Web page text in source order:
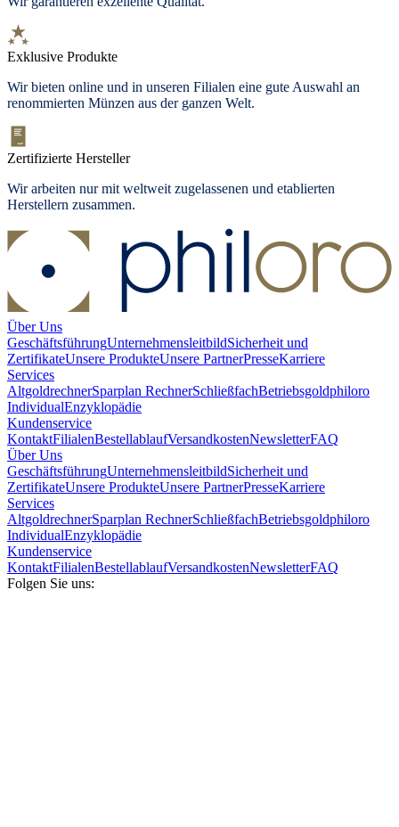
Exklusive Produkte
Wir bieten online und in unseren Filialen eine gute Auswahl an
renommierten Münzen aus der ganzen Welt.
Zertifizierte Hersteller
Wir arbeiten nur mit weltweit zugelassenen und etablierten
Herstellern zusammen.
Über Uns
GeschäftsführungUnternehmensleitbildSicherheit und
ZertifikateUnsere ProdukteUnsere PartnerPresseKarriere
Services
AltgoldrechnerSparplan RechnerSchließfachBetriebsgoldphiloro
IndividualEnzyklopädie
Kundenservice
KontaktFilialenBestellablaufVersandkostenNewsletterFAQ
Über Uns
GeschäftsführungUnternehmensleitbildSicherheit und
ZertifikateUnsere ProdukteUnsere PartnerPresseKarriere
Services
AltgoldrechnerSparplan RechnerSchließfachBetriebsgoldphiloro
IndividualEnzyklopädie
Kundenservice
KontaktFilialenBestellablaufVersandkostenNewsletterFAQ
Folgen Sie uns: